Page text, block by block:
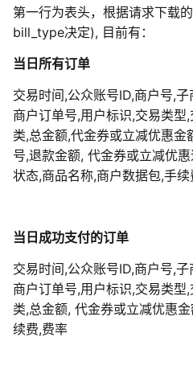
第一行为表头，根据请求下载
bill_type决定), 目前有：
当日所有订单
交易时间,公众账号ID,商户号,
商户订单号,用户标识,交易类型
类,总金额,代金券或立减优惠
号,退款金额, 代金券或立减优
状态,商品名称,商户数据包,手
当日成功支付的订单
交易时间,公众账号ID,商户号,
商户订单号,用户标识,交易类型
类,总金额, 代金券或立减优惠
续费,费率